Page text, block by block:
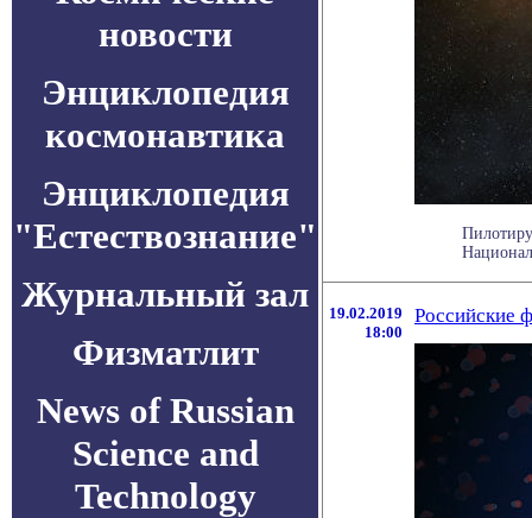
новости
Энциклопедия
космонавтика
Энциклопедия
"Естествознание"
Журнальный зал
Физматлит
News of Russian
Science and
Technology
19.02.2019
18:00
Российские